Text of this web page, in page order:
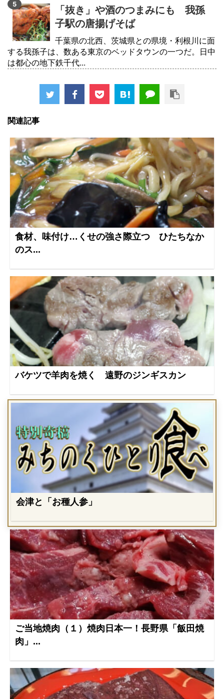
「抜き」や酒のつまみにも 我孫
子駅の唐揚げそば
千葉県の北西、茨城県との県境・利根川に面
する我孫子は、数ある東京のベッドタウンの一つだ。日中
は都心の地下鉄千代...
関連記事
食材、味付け…くせの強さ際立つ ひたちなか
のス...
バケツで羊肉を焼く 遠野のジンギスカン
会津と「お種人参」
ご当地焼肉（１）焼肉日本一！長野県「飯田焼
肉」...